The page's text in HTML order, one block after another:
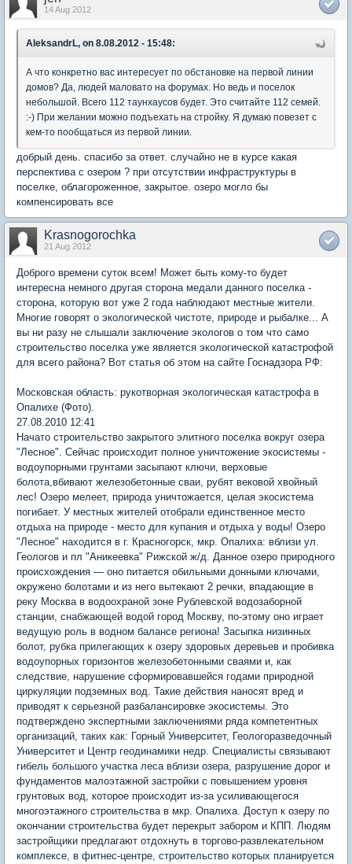
14 Aug 2012
AleksandrL, on 8.08.2012 - 15:48:
А что конкретно вас интересует по обстановке на первой линии
домов? Да, людей маловато на форумах. Но ведь и поселок
небольшой. Всего 112 таунхаусов будет. Это считайте 112 семей.
:-) При желании можно подъехать на стройку. Я думаю повезет с
кем-то пообщаться из первой линии.
добрый день. спасибо за ответ. случайно не в курсе какая
перспектива с озером ? при отсутствии инфраструктуры в
поселке, облагороженное, закрытое. озеро могло бы
компенсировать все
Krasnogorochka
21 Aug 2012
Доброго времени суток всем! Может быть кому-то будет
интересна немного другая сторона медали данного поселка -
сторона, которую вот уже 2 года наблюдают местные жители.
Многие говорят о экологической чистоте, природе и рыбалке... А
вы ни разу не слышали заключение экологов о том что само
строительство поселка уже является экологической катастрофой
для всего района? Вот статья об этом на сайте Госнадзора РФ:
Московская область: рукотворная экологическая катастрофа в
Опалихе (Фото).
27.08.2010 12:41
Начато строительство закрытого элитного поселка вокруг озера
"Лесное". Сейчас происходит полное уничтожение экосистемы -
водоупорными грунтами засыпают ключи, верховые
болота,вбивают железобетонные сваи, рубят вековой хвойный
лес! Озеро мелеет, природа уничтожается, целая экосистема
погибает. У местных жителей отобрали единственное место
отдыха на природе - место для купания и отдыха у воды! Озеро
"Лесное" находится в г. Красногорск, мкр. Опалиха: вблизи ул.
Геологов и пл "Аникеевка" Рижской ж/д. Данное озеро природного
происхождения — оно питается обильными донными ключами,
окружено болотами и из него вытекают 2 речки, впадающие в
реку Москва в водоохраной зоне Рублевской водозаборной
станции, снабжающей водой город Москву, по-этому оно играет
ведущую роль в водном балансе региона! Засыпка низинных
болот, рубка прилегающих к озеру здоровых деревьев и пробивка
водоупорных горизонтов железобетонными сваями и, как
следствие, нарушение сформировавшейся годами природной
циркуляции подземных вод. Такие действия наносят вред и
приводят к серьезной разбалансировке экосистемы. Это
подтверждено экспертными заключениями ряда компетентных
организаций, таких как: Горный Университет, Геологоразведочный
Университет и Центр геодинамики недр. Специалисты связывают
гибель большого участка леса вблизи озера, разрушение дорог и
фундаментов малоэтажной застройки с повышением уровня
грунтовых вод, которое происходит из-за усиливающегося
многоэтажного строительства в мкр. Опалиха. Доступ к озеру по
окончании строительства будет перекрыт забором и КПП. Людям
застройщики предлагают отдохнуть в торгово-развлекательном
комплексе, в фитнес-центре, строительство которых планируется